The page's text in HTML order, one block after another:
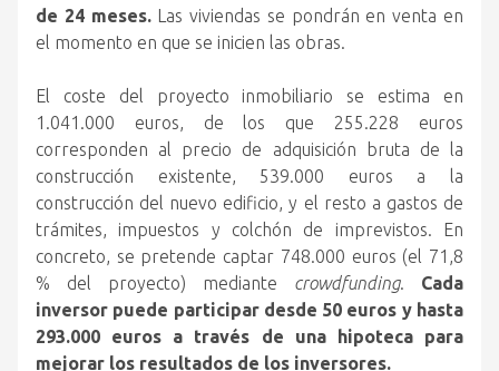
de 24 meses.Las viviendas se pondrán en venta en
el momento en que se inicien las obras.
El coste del proyecto inmobiliario se estima en
1.041.000 euros, de los que 255.228 euros
corresponden al precio de adquisición bruta de la
construcción existente, 539.000 euros a la
construcción del nuevo edificio, y el resto a gastos de
trámites, impuestos y colchón de imprevistos. En
concreto, se pretende captar 748.000 euros (el 71,8
% del proyecto) mediante crowdfunding. Cada
inversor puede participar desde 50 euros y hasta
293.000 euros a través de una hipoteca para
mejorar los resultados de los inversores.